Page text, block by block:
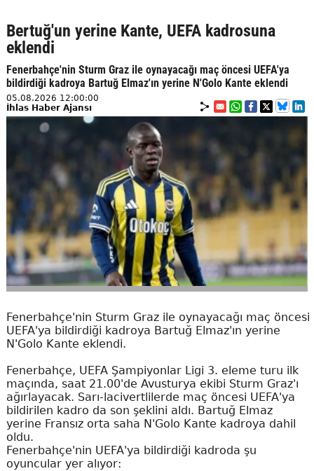
Bertuğ'un yerine Kante, UEFA kadrosuna
eklendi
Fenerbahçe'nin Sturm Graz ile oynayacağı maç öncesi UEFA'ya
bildirdiği kadroya Bartuğ Elmaz'ın yerine N'Golo Kante eklendi
05.08.2026 12:00:00
İhlas Haber Ajansı
Fenerbahçe'nin Sturm Graz ile oynayacağı maç öncesi
UEFA'ya bildirdiği kadroya Bartuğ Elmaz'ın yerine
N'Golo Kante eklendi.
Fenerbahçe, UEFA Şampiyonlar Ligi 3. eleme turu ilk
maçında, saat 21.00'de Avusturya ekibi Sturm Graz'ı
ağırlayacak. Sarı-lacivertlilerde maç öncesi UEFA'ya
bildirilen kadro da son şeklini aldı. Bartuğ Elmaz
yerine Fransız orta saha N'Golo Kante kadroya dahil
oldu.
Fenerbahçe'nin UEFA'ya bildirdiği kadroda şu
oyuncular yer alıyor: